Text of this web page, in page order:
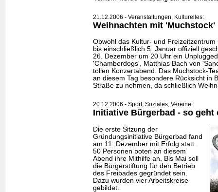
21.12.2006 - Veranstaltungen, Kulturelles:
Weihnachten mit 'Muchstock'
Obwohl das Kultur- und
bis einschließlich 5. Januar offiziell
26. Dezember um 20 Uhr ein
'Chamberdogs', Matthias Bach von
tollen Konzertabend. Das Muchstock-
an diesem Tag besondere Rücksicht in
Straße zu nehmen, da schließlich
20.12.2006 - Sport, Soziales, Vereine:
Initiative Bürgerbad - so geht
Die erste Sitzung der
Gründungsinitiative Bürgerbad fand
am 11. Dezember mit Erfolg statt.
50 Personen boten an diesem
Abend ihre Mithilfe an. Bis Mai soll
die Bürgerstiftung für den Betrieb
des Freibades gegründet sein.
Dazu wurden vier Arbeitskreise
gebildet.